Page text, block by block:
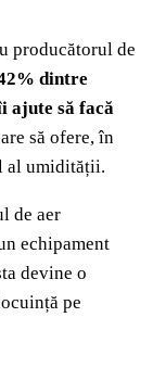
producătorul de
dintre
ajute să facă
să ofere, în
al umidității.
de aer
echipament
devine o
pe